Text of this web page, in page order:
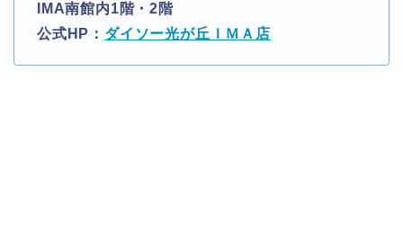
IMA南館内1階・2階
公式HP： ダイソー光が丘ＩＭＡ店